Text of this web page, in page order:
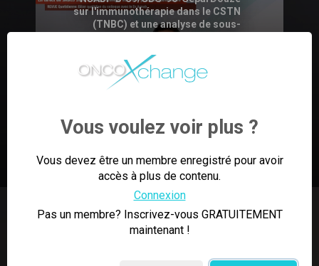
sur l'immunothérapie dans le CSTN
(TNBC) et une analyse de sous-
informations précieuses partagées
Épingler
Vous voulez voir plus ?
Vous devez être un membre enregistré pour avoir
accès à plus de contenu.
Connexion
Pas un membre? Inscrivez-vous GRATUITEMENT
maintenant !